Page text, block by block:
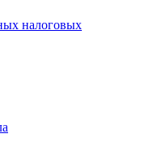
налоговых